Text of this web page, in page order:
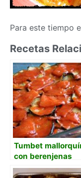
Para este tiempo
Recetas
Tumbet
con berenjenas
desamargadas